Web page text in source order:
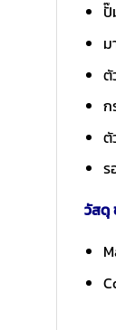
ปั๊
ม
ตั
ก
ตั
ร
วัสดุ